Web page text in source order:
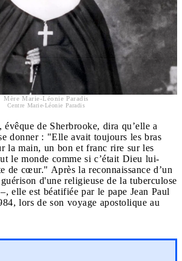
Mère Marie-Léonie Paradis
Centre Marie-Léonie Paradis
de Sherbrooke, dira qu’elle a
donner : "Elle avait toujours les bras
la main, un bon et franc rire sur les
le monde comme si c’était Dieu lui-
de cœur." Après la reconnaissance d’un
d'une religieuse de la tuberculose
elle est béatifiée par le pape Jean Paul
lors de son voyage apostolique au